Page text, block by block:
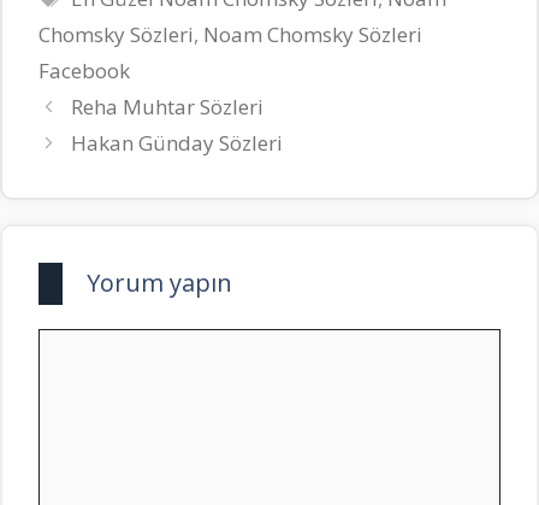
Chomsky Sözleri, Noam Chomsky Sözleri
Facebook
Reha Muhtar Sözleri
Hakan Günday Sözleri
Yorum yapın